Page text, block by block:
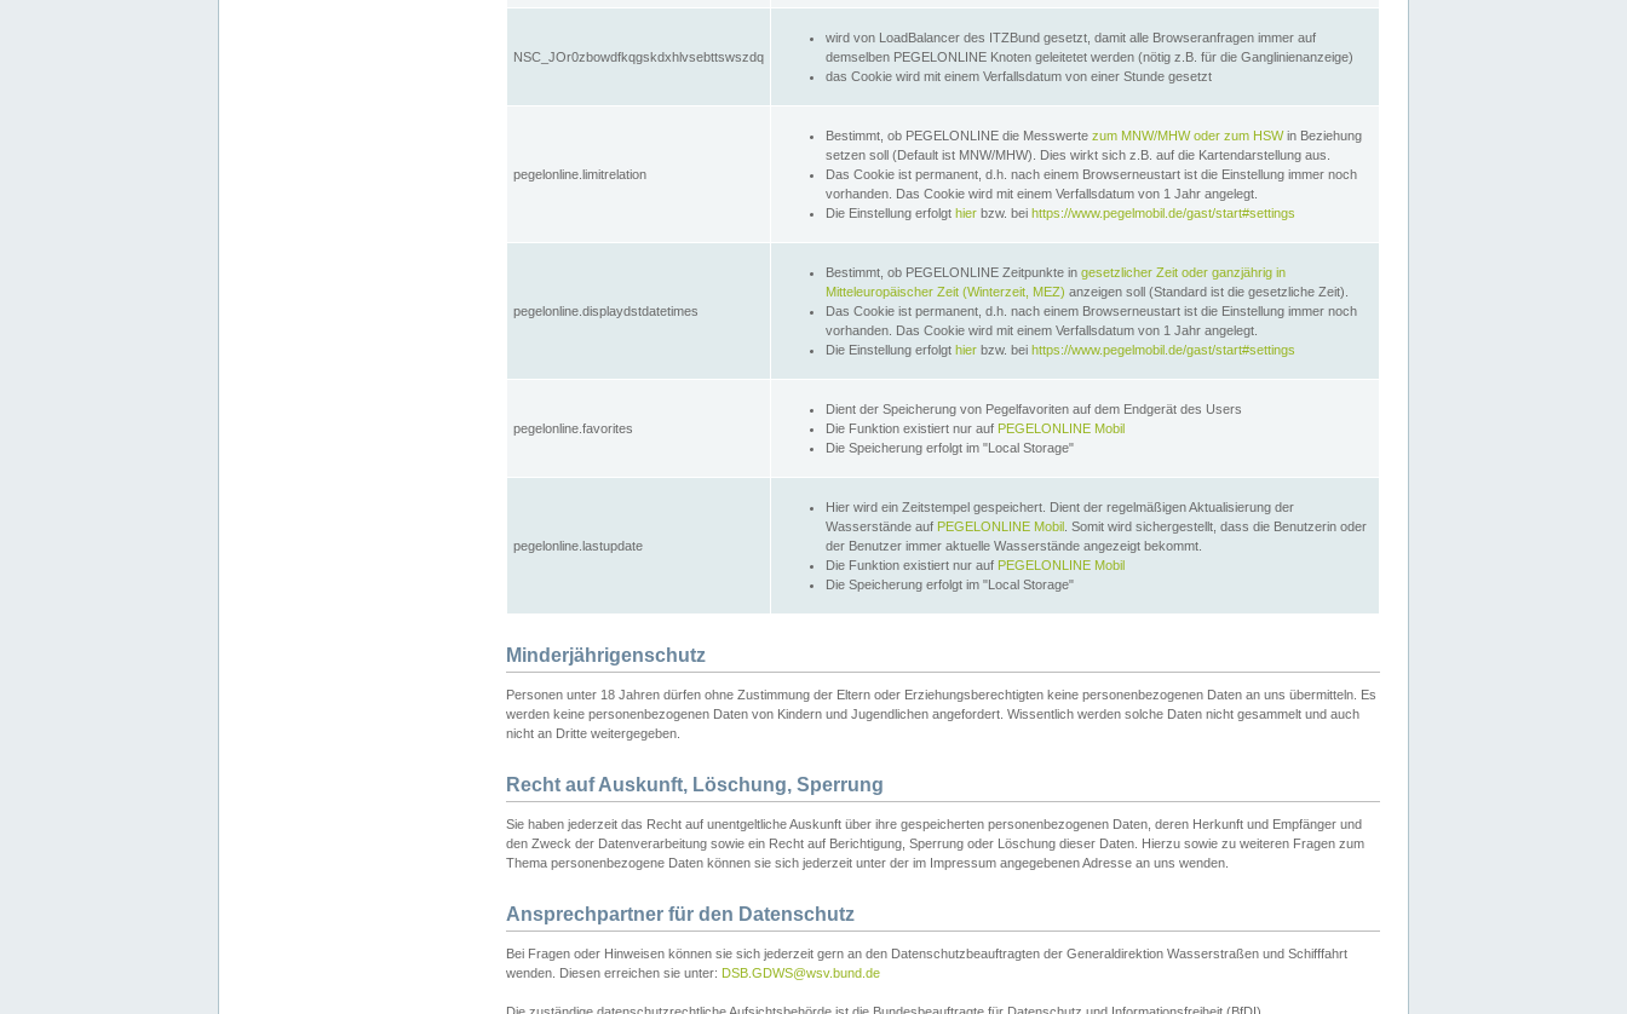
NSC_JOr0zbowdfkqgskdxhlvsebttswszdq
wird von LoadBalancer des ITZBund gesetzt, damit alle Browseranfragen immer auf
demselben PEGELONLINE Knoten geleitetet werden (nötig z.B. für die Ganglinienanzeige)
das Cookie wird mit einem Verfallsdatum von einer Stunde gesetzt
pegelonline.limitrelation
Bestimmt, ob PEGELONLINE die Messwerte zum MNW/MHW oder zum HSWin Beziehung
setzen soll (Default ist MNW/MHW). Dies wirkt sich z.B. auf die Kartendarstellung aus.
Das Cookie ist permanent, d.h. nach einem Browserneustart ist die Einstellung immer noch
vorhanden. Das Cookie wird mit einem Verfallsdatum von 1 Jahr angelegt.
Die Einstellung erfolgt hier bzw. bei https://www.pegelmobil.de/gast/start#settings
pegelonline.displaydstdatetimes
Bestimmt, ob PEGELONLINE Zeitpunkte in gesetzlicher Zeit oder ganzjährig in
Mitteleuropäischer Zeit (Winterzeit, MEZ) anzeigen soll (Standard ist die gesetzliche Zeit).
Das Cookie ist permanent, d.h. nach einem Browserneustart ist die Einstellung immer noch
vorhanden. Das Cookie wird mit einem Verfallsdatum von 1 Jahr angelegt.
Die Einstellung erfolgt hier bzw. bei https://www.pegelmobil.de/gast/start#settings
pegelonline.favorites
Dient der Speicherung von Pegelfavoriten auf dem Endgerät des Users
Die Funktion existiert nur auf PEGELONLINE Mobil
Die Speicherung erfolgt im "Local Storage"
pegelonline.lastupdate
Hier wird ein Zeitstempel gespeichert. Dient der regelmäßigen Aktualisierung der
Wasserstände auf PEGELONLINE Mobil . Somit wird sichergestellt, dass die Benutzerin oder
der Benutzer immer aktuelle Wasserstände angezeigt bekommt.
Die Funktion existiert nur auf PEGELONLINE Mobil
Die Speicherung erfolgt im "Local Storage"
Minderjährigenschutz
Personen unter 18 Jahren dürfen ohne Zustimmung der Eltern oder Erziehungsberechtigten keine personenbezogenen Daten an uns übermitteln. Es
werden keine personenbezogenen Daten von Kindern und Jugendlichen angefordert. Wissentlich werden solche Daten nicht gesammelt und auch
nicht an Dritte weitergegeben.
Recht auf Auskunft, Löschung, Sperrung
Sie haben jederzeit das Recht auf unentgeltliche Auskunft über ihre gespeicherten personenbezogenen Daten, deren Herkunft und Empfänger und
den Zweck der Datenverarbeitung sowie ein Recht auf Berichtigung, Sperrung oder Löschung dieser Daten. Hierzu sowie zu weiteren Fragen zum
Thema personenbezogene Daten können sie sich jederzeit unter der im Impressum angegebenen Adresse an uns wenden.
Ansprechpartner für den Datenschutz
Bei Fragen oder Hinweisen können sie sich jederzeit gern an den Datenschutzbeauftragten der Generaldirektion Wasserstraßen und Schifffahrt
wenden. Diesen erreichen sie unter: DSB.GDWS@wsv.bund.de